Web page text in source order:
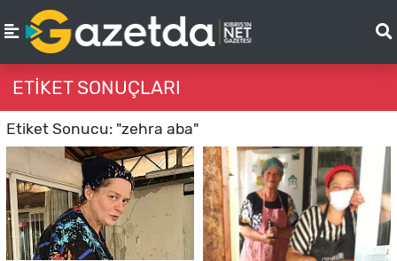
ETIKET SONUÇLARI
Etiket Sonucu: "zehra aba"